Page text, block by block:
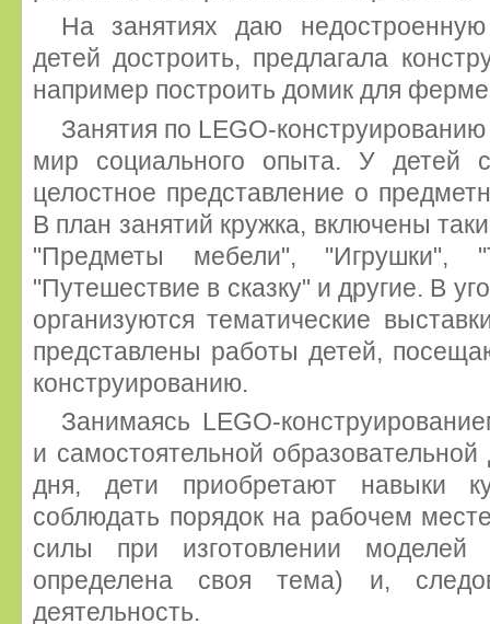
На занятиях даю
детей достроить, предлагала
например построить домик для
Занятия по LEGO-
мир социального опыта. У детей
целостное представление о
В план занятий кружка, включены
"Предметы мебели", "Игрушки",
"Путешествие в сказку" и другие. В
организуются тематические
представлены работы детей,
конструированию.
Занимаясь LEGO-
и самостоятельной
дня, дети приобретают навыки
соблюдать порядок на рабочем
силы при изготовлении моделей
определена своя тема) и,
деятельность.